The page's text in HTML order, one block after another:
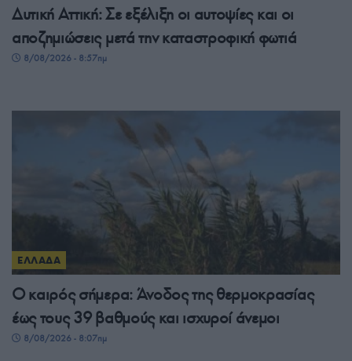
Δυτική Αττική: Σε εξέλιξη οι αυτοψίες και οι
αποζημιώσεις μετά την καταστροφική φωτιά
8/08/2026 - 8:57πμ
ΕΛΛΑΔΑ
Ο καιρός σήμερα: Άνοδος της θερμοκρασίας
έως τους 39 βαθμούς και ισχυροί άνεμοι
8/08/2026 - 8:07πμ